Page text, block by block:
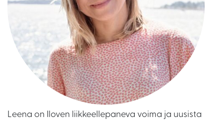
Leena on Iloven liikkeellepaneva voima ja uusista